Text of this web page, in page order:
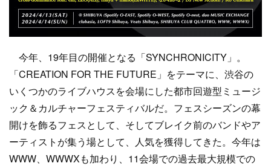
今年、19年目の開催となる「SYNCHRONICITY」。
「CREATION FOR THE FUTURE」をテーマに、渋谷の
いくつかのライブハウスを会場にした都市回遊型ミュージ
ック＆カルチャーフェスティバルだ。フェスシーズンの幕
開けを飾るフェスとして、そしてブレイク前のバンドやア
ーティストが集う場として、人気を獲得してきた。今年は
WWW、WWWXも加わり、11会場での過去最大規模での